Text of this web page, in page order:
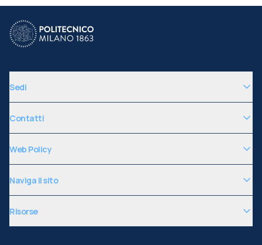
Sedi
Contatti
Web Policy
Naviga il sito
Risorse